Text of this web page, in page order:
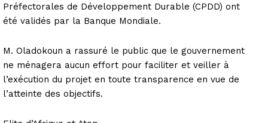
Préfectorales de Développement Durable (CPDD) ont
été validés par la Banque Mondiale.
M. Oladokoun a rassuré le public que le gouvernement
ne ménagera aucun effort pour faciliter et veiller à
l’exécution du projet en toute transparence en vue de
l’atteinte des objectifs.